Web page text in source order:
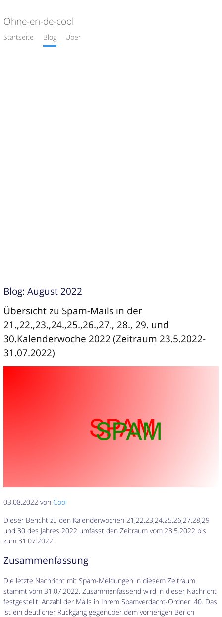
Ohne-en-de-cool
Startseite Blog Über
Blog: August 2022
Übersicht zu Spam-Mails in der
21.,22.,23.,24.,25.,26.,27., 28., 29. und
30.Kalenderwoche 2022 (Zeitraum 23.5.2022-
31.07.2022)
03.08.2022 vonCool
Dieser Bericht zu den Kalenderwochen 21,22,23,24,25,26,27,28,29
und 30 des Jahres 2022 umfasst den Zeitraum vom 23.5.2022 bis
zum 31.07.2022.
Zusammenfassung
Die letzte Nachricht mit Spam-Meldungen in diesem Zeitraum
stammt vom 31.07.2022. Zusammenfassend wird in dieser Nachricht
festgestellt: Anzahl der Mails in Ihrem Spamverdacht-Ordner: 40. Das
ist ein deutlicher Rückgang gegenüber dem vorherigen Berich